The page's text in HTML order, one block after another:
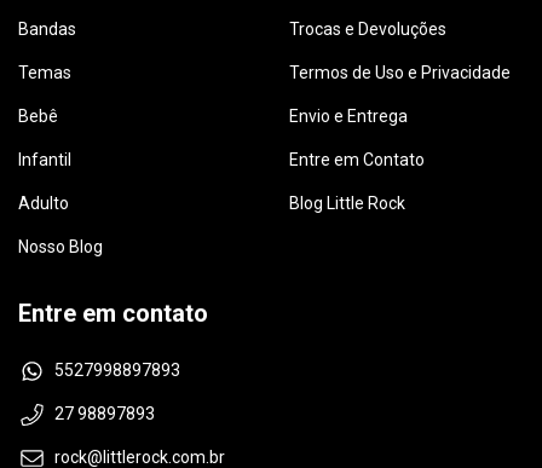
Bandas
Temas
Bebê
Infantil
Adulto
Nosso Blog
Trocas e Devoluções
Termos de Uso e Privacidade
Envio e Entrega
Entre em Contato
Blog Little Rock
Entre em contato
5527998897893
27 98897893
rock@littlerock.com.br